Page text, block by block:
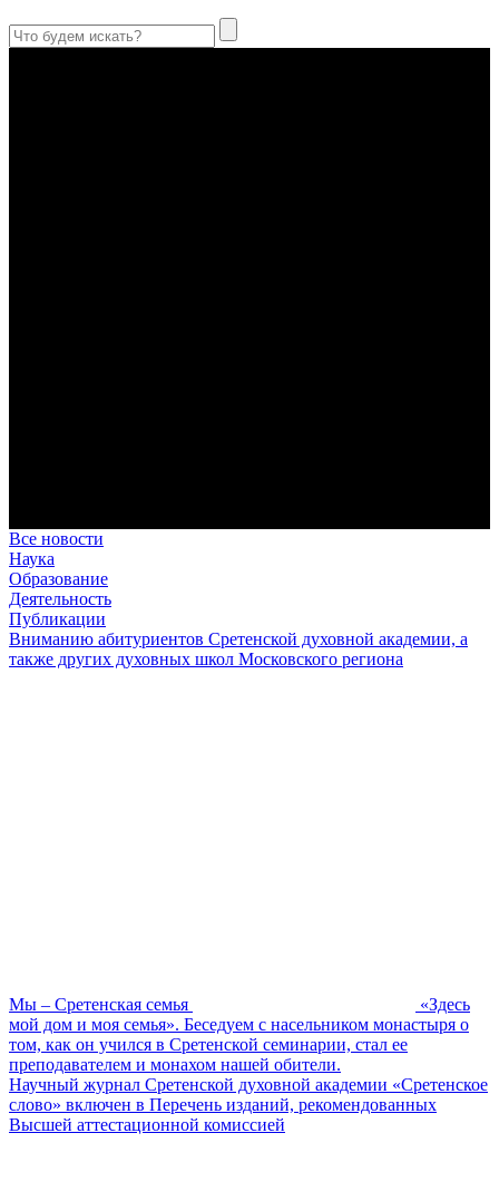
Все новости
Наука
Образование
Деятельность
Публикации
Вниманию абитуриентов Сретенской духовной академии, а
также других духовных школ Московского региона
Мы – Сретенская семья
«Здесь
мой дом и моя семья». Беседуем с насельником монастыря о
том, как он учился в Сретенской семинарии, стал ее
преподавателем и монахом нашей обители.
Научный журнал Сретенской духовной академии «Сретенское
слово» включен в Перечень изданий, рекомендованных
Высшей аттестационной комиссией